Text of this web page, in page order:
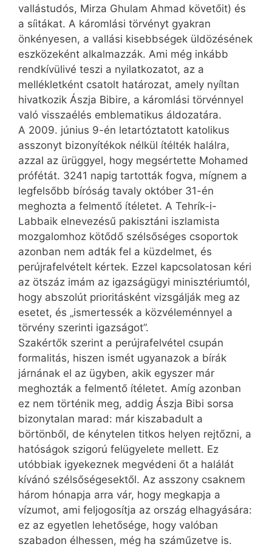
vallástudós, Mirza Ghulam Ahmad követőit) és
a síitákat. A káromlási törvényt gyakran
önkényesen, a vallási kisebbségek üldözésének
eszközeként alkalmazzák. Ami még inkább
rendkívülivé teszi a nyilatkozatot, az a
mellékletként csatolt határozat, amely nyíltan
hivatkozik Ászja Bibire, a káromlási törvénnyel
való visszaélés emblematikus áldozatára.
A 2009. június 9-én letartóztatott katolikus
asszonyt bizonyítékok nélkül ítélték halálra,
azzal az ürüggyel, hogy megsértette Mohamed
prófétát. 3241 napig tartották fogva, mígnem a
legfelsőbb bíróság tavaly október 31-én
meghozta a felmentő ítéletet. A Tehrík-i-
Labbaik elnevezésű pakisztáni iszlamista
mozgalomhoz kötődő szélsőséges csoportok
azonban nem adták fel a küzdelmet, és
perújrafelvételt kértek. Ezzel kapcsolatosan kéri
az ötszáz imám az igazságügyi minisztériumtól,
hogy abszolút prioritásként vizsgálják meg az
esetet, és „ismertessék a közvéleménnyel a
törvény szerinti igazságot”.
Szakértők szerint a perújrafelvétel csupán
formalitás, hiszen ismét ugyanazok a bírák
járnának el az ügyben, akik egyszer már
meghozták a felmentő ítéletet. Amíg azonban
ez nem történik meg, addig Ászja Bibi sorsa
bizonytalan marad: már kiszabadult a
börtönből, de kénytelen titkos helyen rejtőzni, a
hatóságok szigorú felügyelete mellett. Ez
utóbbiak igyekeznek megvédeni őt a halálát
kívánó szélsőségesektől. Az asszony csaknem
három hónapja arra vár, hogy megkapja a
vízumot, ami feljogosítja az ország elhagyására:
ez az egyetlen lehetősége, hogy valóban
szabadon élhessen, még ha száműzetve is.